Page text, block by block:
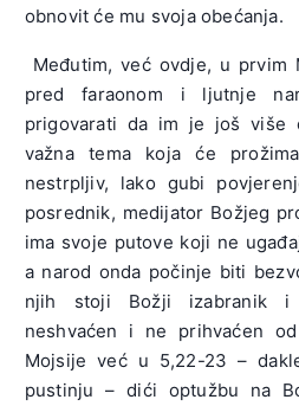
obnovit će mu svoja obećanja.
Međutim, već ovdje, u prvim
pred faraonom i ljutnje
prigovarati da im je još više
važna tema koja će
nestrpljiv, lako gubi
posrednik, medijator Božjeg
ima svoje putove koji ne
a narod onda počinje biti
njih stoji Božji izabranik i
neshvaćen i ne prihvaćen
Mojsije već u 5,22-23 –
pustinju – dići optužbu na